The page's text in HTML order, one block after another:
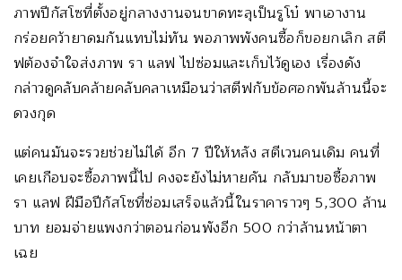
ภาพปีกัสโซที่ตั้งอยู่กลางงานจนขาดทะลุเป็นรูโบ๋ พาเอางาน
กร่อยคว้ายาดมกันแทบไม่ทัน พอภาพพังคนซื้อก็ขอยกเลิก สตี
ฟต้องจำใจส่งภาพ รา แลฟ ไปซ่อมและเก็บไว้ดูเอง เรื่องดัง
กล่าวดูคลับคล้ายคลับคลาเหมือนว่าสตีฟกับข้อศอกพันล้านนี้จะ
ดวงกุด
แต่คนมันจะรวยช่วยไม่ได้ อีก 7 ปีให้หลัง สตีเวนคนเดิม คนที่
เคยเกือบจะซื้อภาพนี้ไป คงจะยังไม่หายคัน กลับมาขอซื้อภาพ
รา แลฟ ฝีมือปีกัสโซที่ซ่อมเสร็จแล้วนี้ในราคาราวๆ 5,300 ล้าน
บาท ยอมจ่ายแพงกว่าตอนก่อนพังอีก 500 กว่าล้านหน้าตา
เฉย